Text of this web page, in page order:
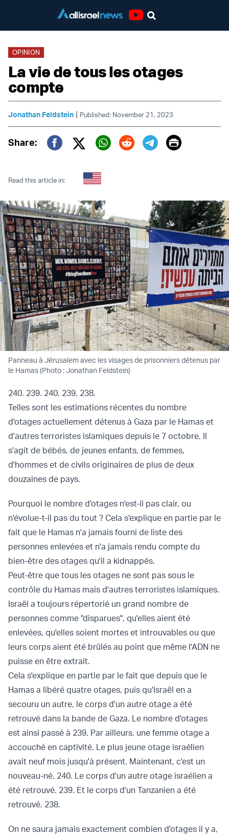
OPINION
La vie de tous les otages
compte
Jonathan Feldstein | Published: November 21, 2023
Share:
Twitter (X)
Print
Read this article in:
Panneau à Jérusalem avec les visages de prisonniers détenus par
le Hamas (Photo : Jonathan Feldstein)
240. 239. 240. 239. 238.
Telles sont les estimations récentes du nombre
d'otages actuellement détenus à Gaza par le Hamas et
d'autres terroristes islamiques depuis le 7 octobre. Il
s'agit de bébés, de jeunes enfants, de femmes,
d'hommes et de civils originaires de plus de deux
douzaines de pays.
Pourquoi le nombre d'otages n'est-il pas clair, ou
n'évolue-t-il pas du tout ? Cela s'explique en partie par le
fait que le Hamas n'a jamais fourni de liste des
personnes enlevées et n'a jamais rendu compte du
bien-être des otages qu'il a kidnappés.
Peut-être que tous les otages ne sont pas sous le
contrôle du Hamas mais d'autres terroristes islamiques.
Israël a toujours répertorié un grand nombre de
personnes comme "disparues", qu'elles aient été
enlevées, qu'elles soient mortes et introuvables ou que
leurs corps aient été brûlés au point que même l'ADN ne
puisse en être extrait.
Cela s'explique en partie par le fait que depuis que le
Hamas a libéré quatre otages, puis qu'Israël en a
secouru un autre, le corps d'un autre otage a été
retrouvé dans la bande de Gaza. Le nombre d'otages
est ainsi passé à 239. Par ailleurs, une femme otage a
accouché en captivité. Le plus jeune otage israélien
avait neuf mois jusqu'à présent. Maintenant, c'est un
nouveau-né. 240. Le corps d'un autre otage israélien a
été retrouvé. 239. Et le corps d'un Tanzanien a été
retrouvé. 238.
On ne saura jamais exactement combien d'otages il y a,